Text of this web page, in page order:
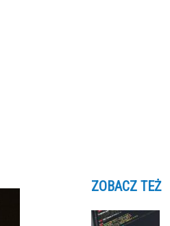
ZOBACZ TEŻ